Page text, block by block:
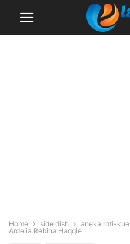
Home side dish aneka roti-kue
Ardelia Rebina Haqqie